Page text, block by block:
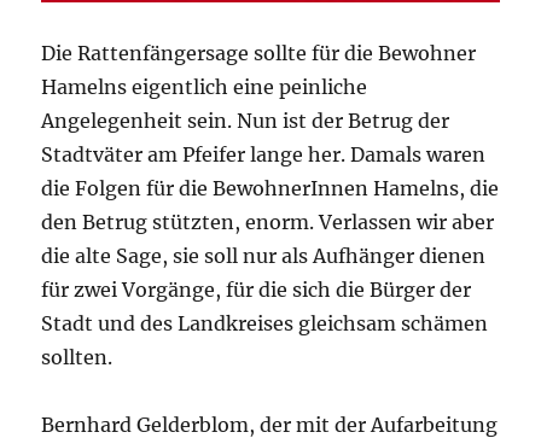
Die Rattenfängersage sollte für die Bewohner
Hamelns eigentlich eine peinliche
Angelegenheit sein. Nun ist der Betrug der
Stadtväter am Pfeifer lange her. Damals waren
die Folgen für die BewohnerInnen Hamelns, die
den Betrug stützten, enorm. Verlassen wir aber
die alte Sage, sie soll nur als Aufhänger dienen
für zwei Vorgänge, für die sich die Bürger der
Stadt und des Landkreises gleichsam schämen
sollten.
Bernhard Gelderblom, der mit der Aufarbeitung